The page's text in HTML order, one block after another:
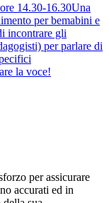
14.30-16.30Una
per bemabini e
incontrare gli
per parlare di
la voce!
per assicurare
accurati ed in